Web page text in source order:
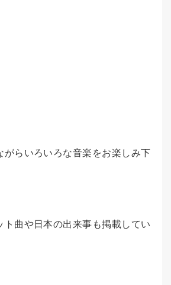
がらいろいろな音楽をお楽しみ下
ト曲や日本の出来事も掲載してい